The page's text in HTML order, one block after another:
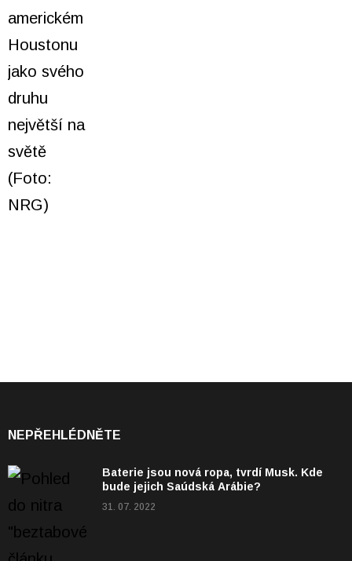
NEPŘEHLÉDNĚTE
Baterie jsou nová ropa, tvrdí Musk. Kde
bude jejich Saúdská Arábie?
31. 07. 2022